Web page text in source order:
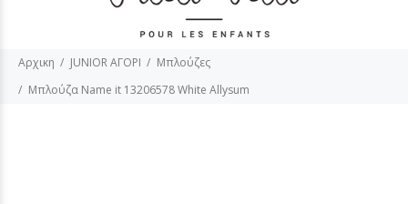
Αρχικη JUNIOR ΑΓΟΡΙ
Μπλούζες
Μπλούζα Name it 13206578 White Allysum